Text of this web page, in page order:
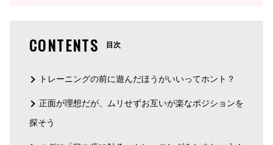
CONTENTS 目次
トレーニングの前に遊んだほうがいいってホント？
正面が理想だが、ムリせずお互いが楽なポジションを
探そう